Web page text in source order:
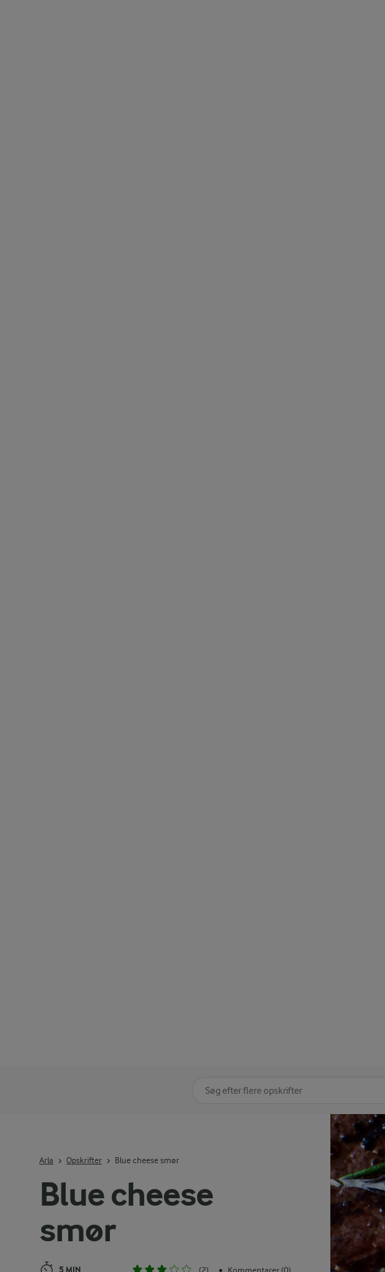
Blue cheese
smør
5 MIN (2) Kommentarer (0)
Arla Opskrifter Blue cheese smør
Søg på kategori